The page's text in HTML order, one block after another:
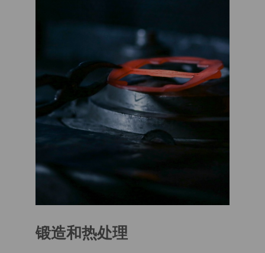
锻造和热处理